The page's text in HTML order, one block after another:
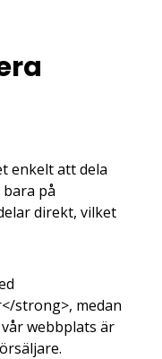
enkelt att dela
på
direkt, vilket
strong>, medan
webbplats är